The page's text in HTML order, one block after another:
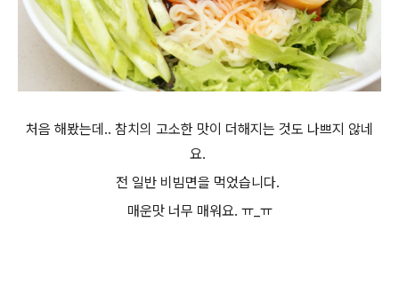
처음 해봤는데.. 참치의 고소한 맛이 더해지는 것도 나쁘지 않네
요.
전 일반 비빔면을 먹었습니다.
매운맛 너무 매워요. ㅠ_ㅠ